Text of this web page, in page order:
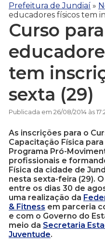
Prefeitura de Jundiaí »
educadores físicos tem
Curso para
tem
sexta (29)
Publicada em 26/08/2014 às
As inscrições para o
Capacitação Física
Programa Pró-
profissionais e
Física da cidade de
nesta sexta-feira (29).
entre os dias 30 de
uma realização da
& Fitness em parceria
e com o Governo do
meio da Secretaria
Juventude.